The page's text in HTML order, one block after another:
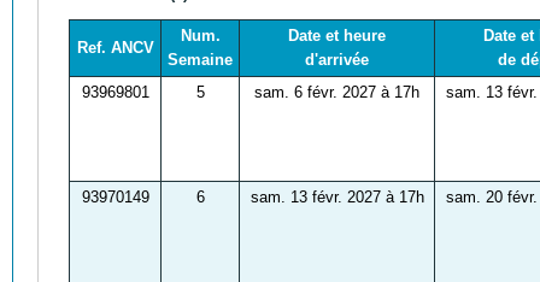
Ref. ANCV
Num.
Semaine
Date et heure
d'arrivée
Date et
de
93969801
5 sam. 6 févr. 2027 à 17h sam. 13
93970149 6 sam. 13 févr. 2027 à 17h sam. 20